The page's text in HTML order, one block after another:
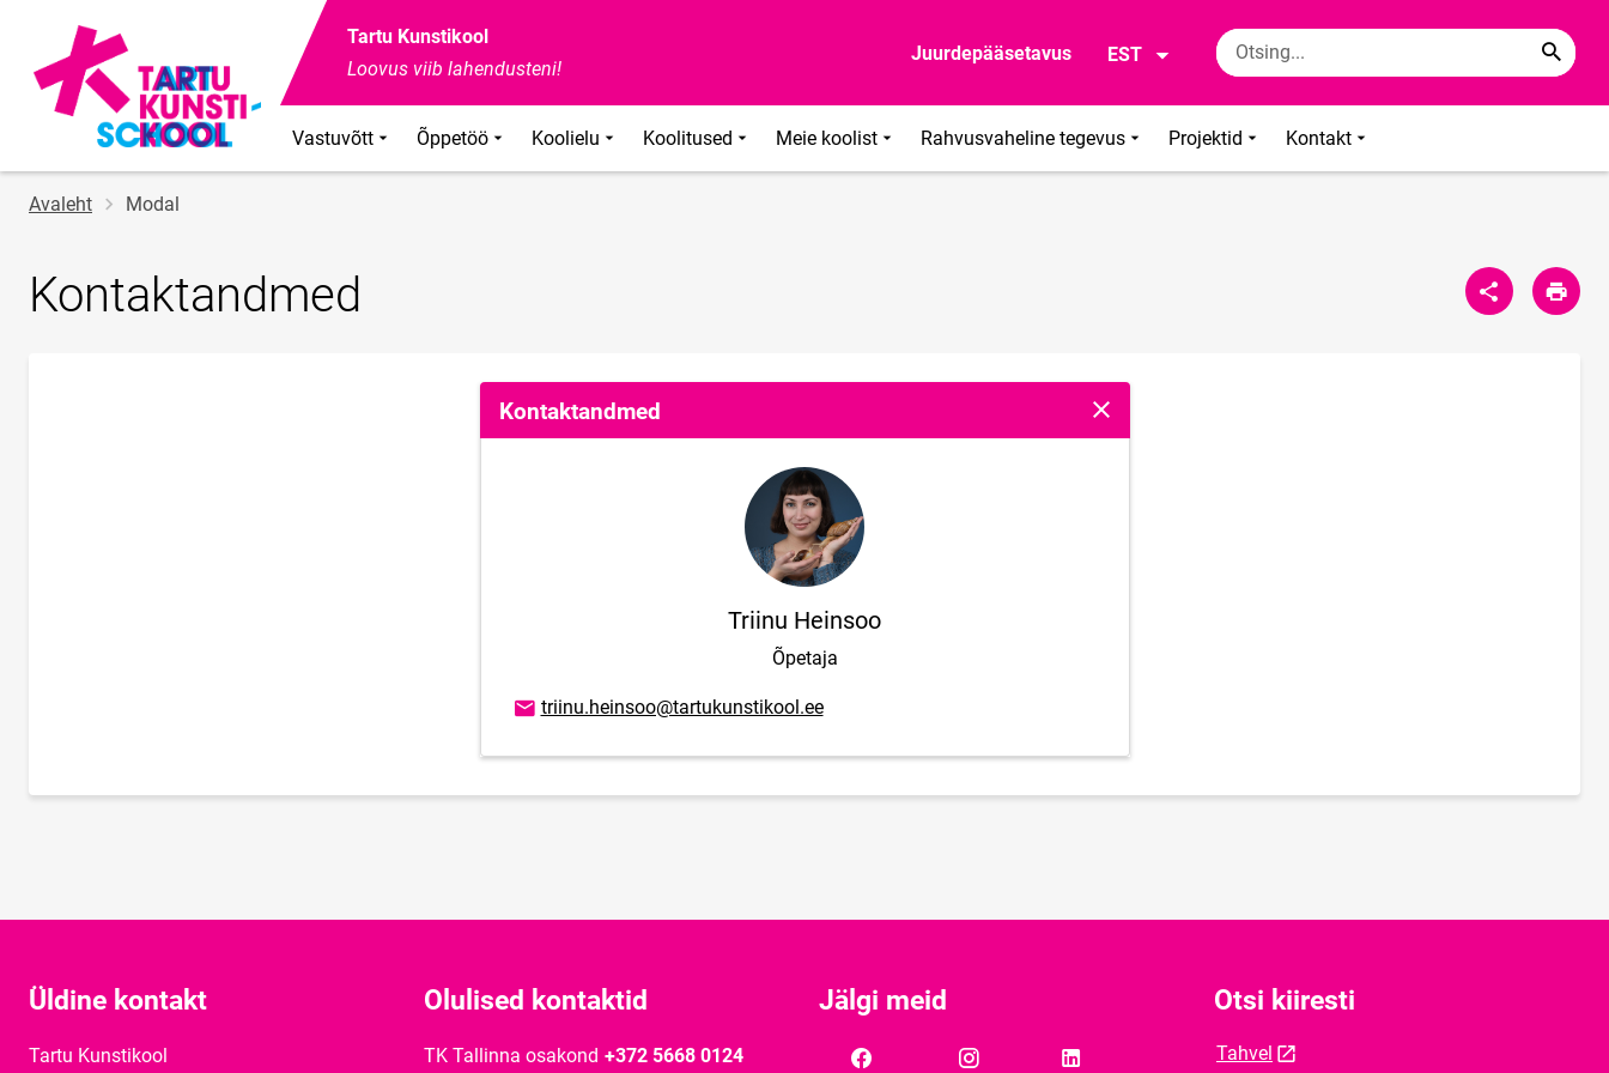
Tartu Kunstikool
Loovus viib lahendusteni!
Juurdepääsetavus EST
Vastuvõtt Õppetöö Koolielu Koolitused Meie koolist Rahvusvaheline tegevus Projektid Kontakt
Jälglink
Avaleht Modal
Kontaktandmed
Kontaktandmed Sulge modaalaken
Triinu Heinsoo
Õpetaja
E-posti aadress
triinu.heinsoo@tartukunstikool.ee
Üldine kontakt
Tartu Kunstikool
Olulised kontaktid
TK Tallinna osakond +372 5668 0124
Jälgi meid Otsi kiiresti
Tahvel